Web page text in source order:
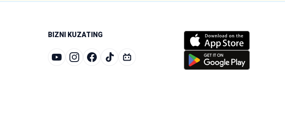
BIZNI KUZATING